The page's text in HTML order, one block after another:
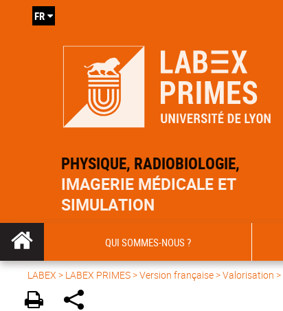
PHYSIQUE, RADIOBIOLOGIE,
IMAGERIE MÉDICALE ET
SIMULATION
FR
QUI SOMMES-NOUS ?
LABEX > LABEX PRIMES>Version française> Valorisation >